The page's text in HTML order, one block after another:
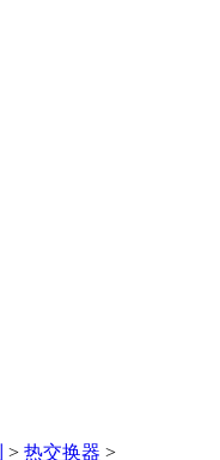
> 热交换器 >